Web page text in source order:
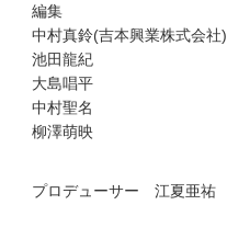
編集
中村真鈴(吉本興業株式会社)
池田龍紀
大島唱平
中村聖名
柳澤萌映
プロデューサー 江夏亜祐